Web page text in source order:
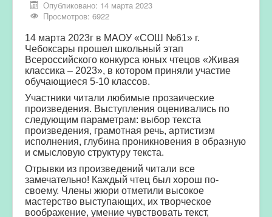
Опубликовано: 14 марта 2023
Просмотров: 6922
14 марта 2023г в МАОУ «СОШ №61» г.
Чебоксары прошел школьный этап
Всероссийского конкурса юных чтецов «Живая
классика – 2023», в котором приняли участие
обучающиеся 5-10 классов.
Участники читали любимые прозаические
произведения. Выступления оценивались по
следующим параметрам: выбор текста
произведения, грамотная речь, артистизм
исполнения, глубина проникновения в образную
и смысловую структуру текста.
Отрывки из произведений читали все
замечательно! Каждый чтец был хорош по-
своему. Члены жюри отметили высокое
мастерство выступающих, их творческое
воображение, умение чувствовать текст,